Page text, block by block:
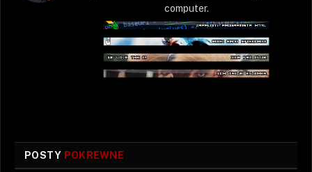
computer.
POSTY POKREWNE